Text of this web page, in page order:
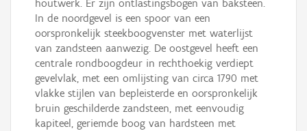
houtwerk. Er zijn ontlastingsbogen van baksteen.
In de noordgevel is een spoor van een
oorspronkelijk steekboogvenster met waterlijst
van zandsteen aanwezig. De oostgevel heeft een
centrale rondboogdeur in rechthoekig verdiept
gevelvlak, met een omlijsting van circa 1790 met
vlakke stijlen van bepleisterde en oorspronkelijk
bruin geschilderde zandsteen, met eenvoudig
kapiteel, geriemde boog van hardsteen met